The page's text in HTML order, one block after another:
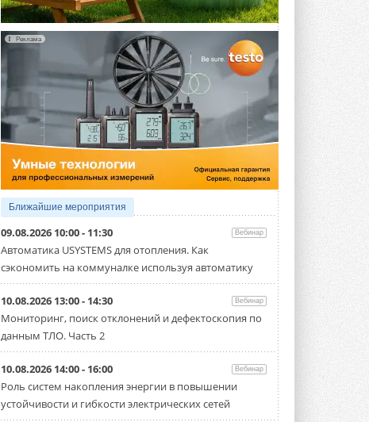
Разработка учитывает влияние
мерзлоты, обледенения и снеговых ...
6 АВГУСТА 2026
Гибридный тепловой насос PV/T
с одним общим испарителем
Исследователи предложили
конструкцию двухисточникового ...
5 АВГУСТА 2026
21-й ежегодный форум
«ЦОД-2026»
Мероприятие пройдет 2-3 сентября в
отеле Radisson Slavyanskaya. Форум
посетит более двух тысяч участников ...
5 АВГУСТА 2026
Китайская Shenling представила
линейку тепловых насосов
«воздух-вода» на R290
Серия ThermaX R290 All-In-One
включает три модели ...
Тепловые насосы в связке с
солнечной генерацией и
накопителем снижают
потребление на 60%
Исследователи из Италии установили ...
4 АВГУСТА 2026
Реклама
Ближайшие мероприятия
09.08.2026 10:00 - 11:30 Вебинар
Автоматика USYSTEMS для отопления. Как
сэкономить на коммуналке используя автоматику
10.08.2026 13:00 - 14:30 Вебинар
Мониторинг, поиск отклонений и дефектоскопия по
данным ТЛО. Часть 2
10.08.2026 14:00 - 16:00 Вебинар
Роль систем накопления энергии в повышении
устойчивости и гибкости электрических сетей